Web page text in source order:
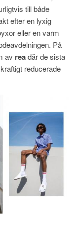
till både
efter en lyxig
eller en varm
På
av readär de sista
reducerade